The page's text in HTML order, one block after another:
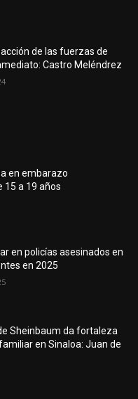
de las fuerzas de
Castro Meléndrez
en embarazo
15 a 19 años
en policías asesinados en
en 2025
Sheinbaum da fortaleza
en Sinaloa: Juan de